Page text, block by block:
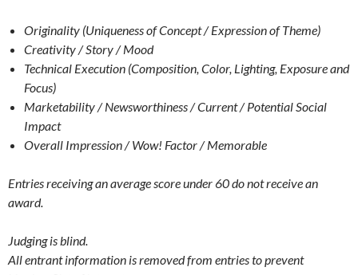
Originality (Uniqueness of Concept / Expression of Theme)
Creativity / Story / Mood
Technical Execution (Composition, Color, Lighting, Exposure and
Focus)
Marketability / Newsworthiness / Current / Potential Social
Impact
Overall Impression / Wow! Factor / Memorable
Entries receiving an average score under 60 do not receive an
award.
Judging is blind.
All entrant information is removed from entries to prevent